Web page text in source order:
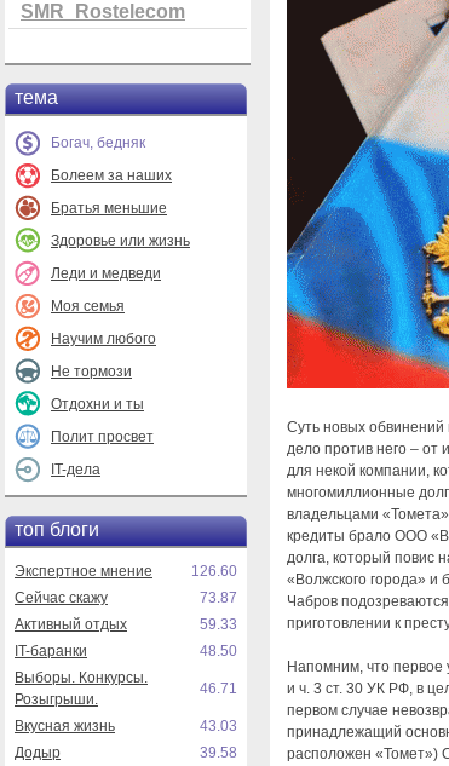
SMR_Rostelecom
тема
Богач, бедняк
Болеем за наших
Братья меньшие
Здоровье или жизнь
Леди и медведи
Моя семья
Научим любого
Не тормози
Отдохни и ты
Полит просвет
IT-дела
топ блоги
Экспертное мнение
126.60
Сейчас скажу
73.87
Активный отдых
59.33
IT-баранки
48.50
Выборы. Конкурсы.
Розыгрыши.
46.71
Вкусная жизнь
43.03
Додыр
39.58
Суть новых обвинений
дело против него – от
для некой компании,
многомиллионные
владельцами
кредиты брало ООО
долга, который повис
«Волжского города» и
Чабров
приготовлении к
Напомним, что первое
и ч. 3 ст. 30 УК РФ, в
первом случае
принадлежащий
расположен «Томет»)